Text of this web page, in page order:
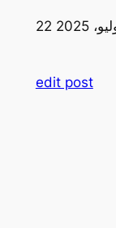
2025
edit post